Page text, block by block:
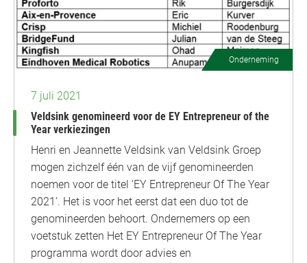
Onderneming
7 juli 2021
Veldsink genomineerd voor de EY Entrepreneur of the
Year verkiezingen
Henri en Jeannette Veldsink van Veldsink Groep
mogen zichzelf één van de vijf genomineerden
noemen voor de titel ‘EY Entrepreneur Of The Year
2021’. Het is voor het eerst dat een duo tot de
genomineerden behoort. Ondernemers op een
voetstuk zetten Het EY Entrepreneur Of The Year
programma wordt door advies en